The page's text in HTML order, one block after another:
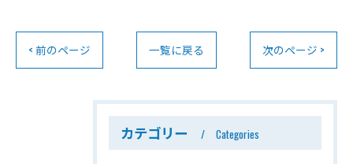
< 前のページ 一覧に戻る 次のページ >
カテゴリー Categories